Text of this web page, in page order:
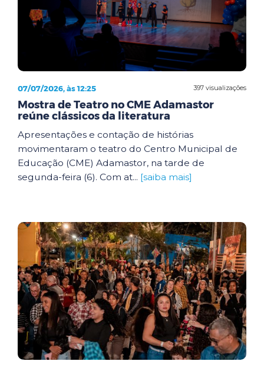
397 visualizações
07/07/2026, às 12:25
Mostra de Teatro no CME Adamastor
reúne clássicos da literatura
Apresentações e contação de histórias
movimentaram o teatro do Centro Municipal de
Educação (CME) Adamastor, na tarde de
segunda-feira (6). Com at... [saiba mais]